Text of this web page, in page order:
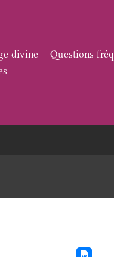
divine Questions